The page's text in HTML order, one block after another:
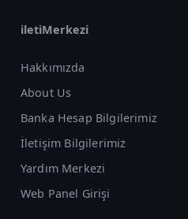
iletiMerkezi
Hakkımızda
About Us
Banka Hesap Bilgilerimiz
İletişim Bilgilerimiz
Yardım Merkezi
Web Panel Girişi